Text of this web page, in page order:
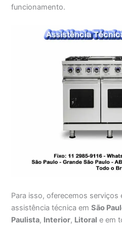
funcionamento.
Para isso, oferecemos serviços
assistência técnica emSão
Paulista, Interior, Litoral e em